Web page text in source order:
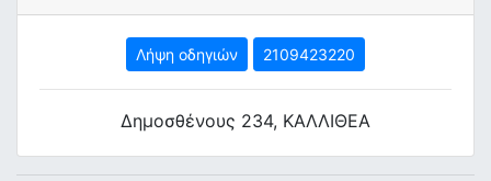
Λήψη οδηγιών 2109423220
Δημοσθένους 234, ΚΑΛΛΙΘΕΑ